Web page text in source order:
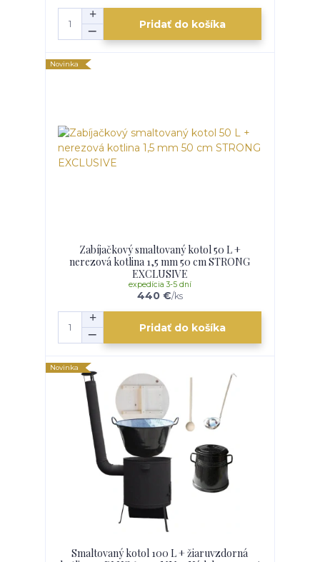
Pridať do košíka
Novinka
Zabíjačkový smaltovaný kotol 50 L +
nerezová kotlina 1,5 mm 50 cm STRONG
EXCLUSIVE
440 €/ks
expedícia 3-5 dní
Pridať do košíka
Novinka
Smaltovaný kotol 100 L + žiaruvzdorná